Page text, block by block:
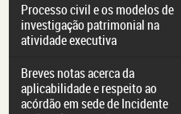
Processo civil e os modelos de
investigação patrimonial na
atividade executiva
Breves notas acerca da
aplicabilidade e respeito ao
acórdão em sede de Incidente